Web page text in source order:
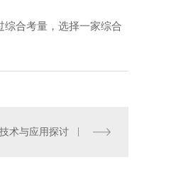
综合考量，选择一家综合
术与应用探讨